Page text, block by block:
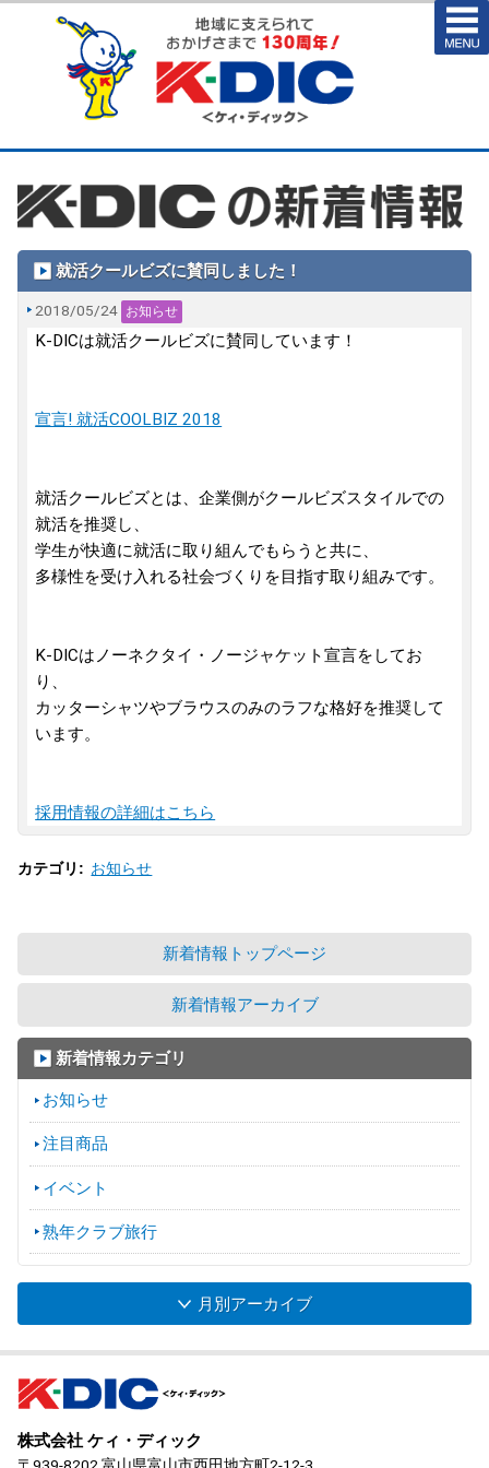
就活クールビズに賛同しました！
2018/05/24 お知らせ
K-DICは就活クールビズに賛同しています！
宣言! 就活COOLBIZ 2018
就活クールビズとは、企業側がクールビズスタイルでの
就活を推奨し、
学生が快適に就活に取り組んでもらうと共に、
多様性を受け入れる社会づくりを目指す取り組みです。
K-DICはノーネクタイ・ノージャケット宣言をしてお
り、
カッターシャツやブラウスのみのラフな格好を推奨して
います。
採用情報の詳細はこちら
カテゴリ : お知らせ
新着情報トップページ
新着情報アーカイブ
新着情報カテゴリ
お知らせ
注目商品
イベント
熟年クラブ旅行
月別アーカイブ
株式会社 ケィ・ディック